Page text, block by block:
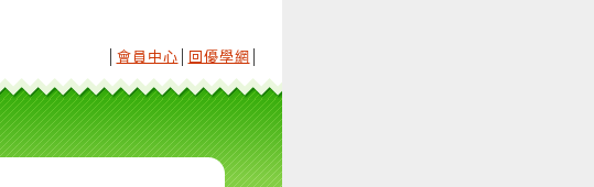
會員中心 回優學網